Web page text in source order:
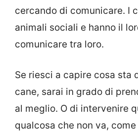
cercando di comunicare. I
animali sociali e hanno il
comunicare tra loro.
Se riesci a capire cosa sta
cane, sarai in grado di
al meglio. O di intervenire
qualcosa che non va,